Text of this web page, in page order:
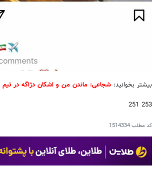
بیشتر بخوانید: شجاعی: ماندن من و اشکان دژاگه در تیم
253 251
کد مطلب1514334